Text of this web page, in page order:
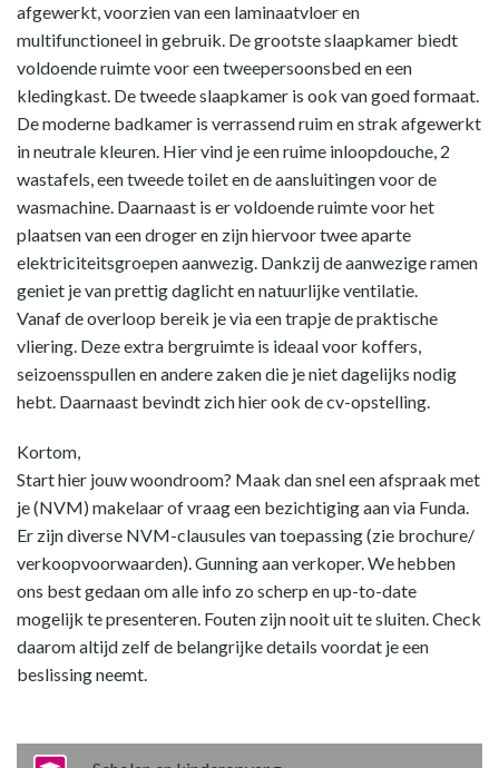
afgewerkt, voorzien van een laminaatvloer en
multifunctioneel in gebruik. De grootste slaapkamer biedt
voldoende ruimte voor een tweepersoonsbed en een
kledingkast. De tweede slaapkamer is ook van goed formaat.
De moderne badkamer is verrassend ruim en strak afgewerkt
in neutrale kleuren. Hier vind je een ruime inloopdouche, 2
wastafels, een tweede toilet en de aansluitingen voor de
wasmachine. Daarnaast is er voldoende ruimte voor het
plaatsen van een droger en zijn hiervoor twee aparte
elektriciteitsgroepen aanwezig. Dankzij de aanwezige ramen
geniet je van prettig daglicht en natuurlijke ventilatie.
Vanaf de overloop bereik je via een trapje de praktische
vliering. Deze extra bergruimte is ideaal voor koffers,
seizoensspullen en andere zaken die je niet dagelijks nodig
hebt. Daarnaast bevindt zich hier ook de cv-opstelling.
Kortom,
Start hier jouw woondroom? Maak dan snel een afspraak met
je (NVM) makelaar of vraag een bezichtiging aan via Funda.
Er zijn diverse NVM-clausules van toepassing (zie brochure/
verkoopvoorwaarden). Gunning aan verkoper. We hebben
ons best gedaan om alle info zo scherp en up-to-date
mogelijk te presenteren. Fouten zijn nooit uit te sluiten. Check
daarom altijd zelf de belangrijke details voordat je een
beslissing neemt.